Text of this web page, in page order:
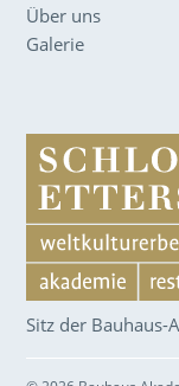
Über uns
Galerie
Sitz der Bauhaus-